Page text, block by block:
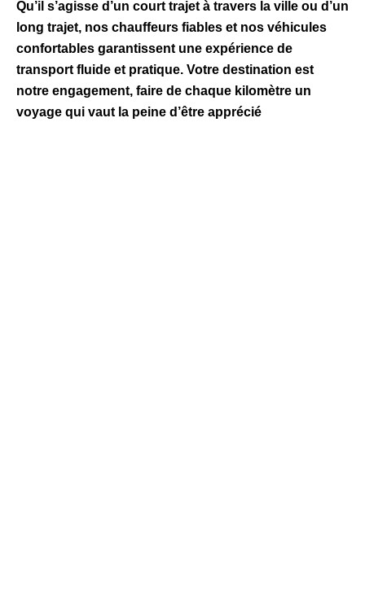
Qu’il s’agisse d’un court trajet à travers la ville ou d’un
long trajet, nos chauffeurs fiables et nos véhicules
confortables garantissent une expérience de
transport fluide et pratique. Votre destination est
notre engagement, faire de chaque kilomètre un
voyage qui vaut la peine d’être apprécié